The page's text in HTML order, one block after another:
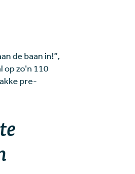
de baan in!”,
op zo'n 110
pre-